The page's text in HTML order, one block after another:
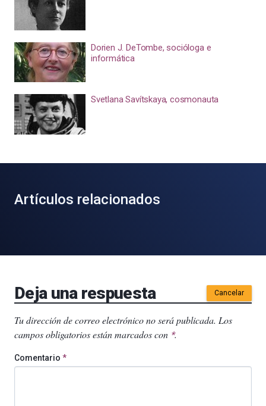
Dorien J. DeTombe, socióloga e
informática
Svetlana Savítskaya, cosmonauta
Artículos relacionados
Deja una respuesta Cancelar
Tu dirección de correo electrónico no será publicada. Los
campos obligatorios están marcados con *.
Comentario *